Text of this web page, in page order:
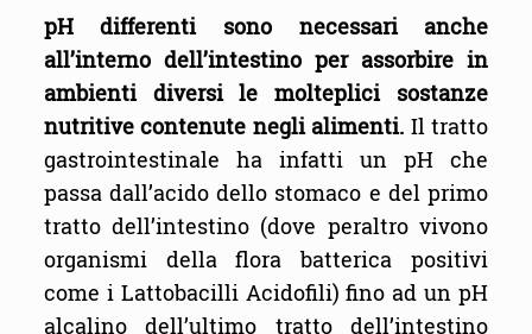
pH differenti sono necessari anche
all’interno dell’intestino per assorbire in
ambienti diversi le molteplici sostanze
nutritive contenute negli alimenti. Il tratto
gastrointestinale ha infatti un pH che
passa dall’acido dello stomaco e del primo
tratto dell’intestino (dove peraltro vivono
organismi della flora batterica positivi
come i Lattobacilli Acidofili) fino ad un pH
alcalino dell’ultimo tratto dell’intestino